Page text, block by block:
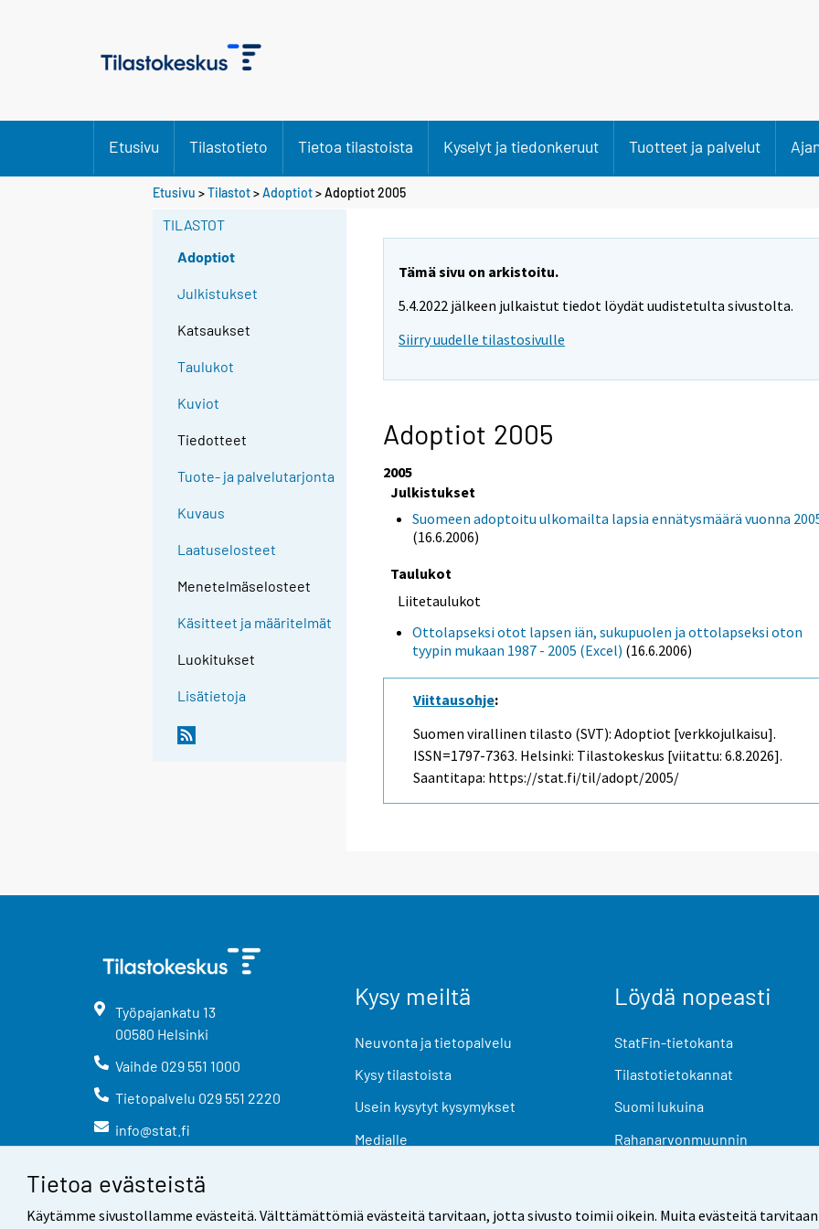
Tietoa evästeistä
Käytämme sivustollamme evästeitä. Välttämättömiä evästeitä tarvitaan, jotta sivusto toimii oikein. Muita evästeitä
Etusivu Tilastotieto Tietoa tilastoista Kyselyt ja tiedonkeruut Tuotteet ja palvelut
Etusivu >Tilastot>Adoptiot> Adoptiot 2005
TILASTOT
Adoptiot
Julkistukset
Katsaukset
Taulukot
Kuviot
Tiedotteet
Tuote- ja palvelutarjonta
Kuvaus
Laatuselosteet
Menetelmäselosteet
Käsitteet ja määritelmät
Luokitukset
Lisätietoja
Tämä sivu on arkistoitu.
5.4.2022 jälkeen julkaistut tiedot löydät uudistetulta sivustolta.
Siirry uudelle tilastosivulle
Adoptiot 2005
2005
Julkistukset
Suomeen adoptoitu ulkomailta lapsia ennätysmäärä vuonna
(16.6.2006)
Taulukot
Liitetaulukot
Ottolapseksi otot lapsen iän, sukupuolen ja ottolapseksi oton
tyypin mukaan 1987 - 2005 (Excel) (16.6.2006)
Viittausohje:
Suomen virallinen tilasto (SVT): Adoptiot [verkkojulkaisu].
ISSN=1797-7363. Helsinki: Tilastokeskus [viitattu: 6.8.2026].
Saantitapa: https://stat.fi/til/adopt/2005/
Työpajankatu 13
00580 Helsinki
Vaihde 029 551 1000
Tietopalvelu 029 551 2220
info@stat.fi
Kysy meiltä
Neuvonta ja tietopalvelu
Kysy tilastoista
Usein kysytyt kysymykset
Medialle
Löydä nopeasti
StatFin-tietokanta
Tilastotietokannat
Suomi lukuina
Rahanarvonmuunnin